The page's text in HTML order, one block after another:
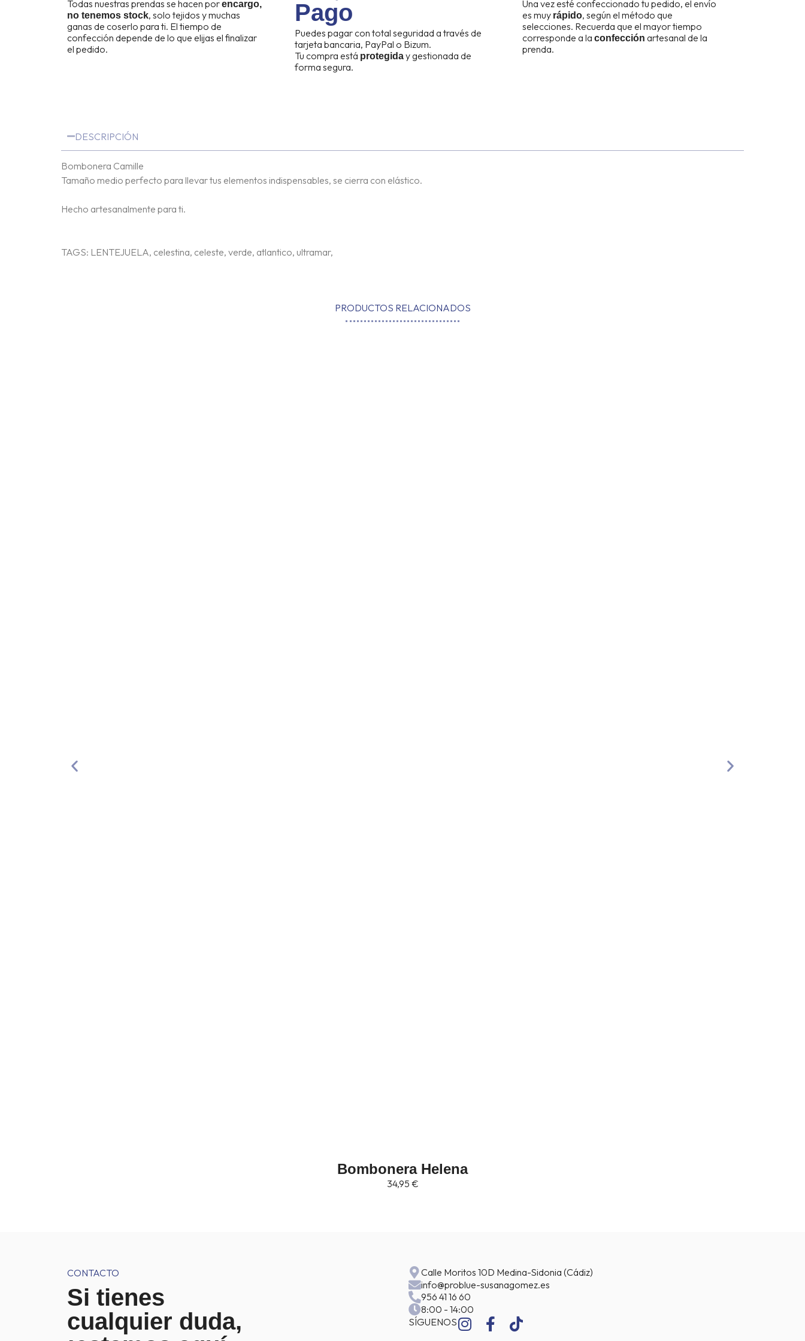
Todas nuestras prendas se hacen porencargo,
no tenemos stock, solo tejidos y muchas
ganas de coserlo para ti. El tiempo de
confección depende de lo que elijas el finalizar
el pedido.
Pago
Puedes pagar con total seguridad a través de
tarjeta bancaria, PayPal o Bizum.
Tu compra está protegiday gestionada de
forma segura.
Una vez esté confeccionado tu pedido, el envío
es muy rápido, según el método que
selecciones. Recuerda que el mayor tiempo
corresponde a la confección artesanal de la
prenda.
DESCRIPCIÓN
Bombonera Camille
Tamaño medio perfecto para llevar tus elementos indispensables, se cierra con elástico.
Hecho artesanalmente para ti.
TAGS: LENTEJUELA, celestina, celeste, verde, atlantico, ultramar,
PRODUCTOS RELACIONADOS
Bombonera Helena
34,95 €
CONTACTO
Si tienes
cualquier duda,
Calle Moritos 10D Medina-Sidonia (Cádiz)
info@problue-susanagomez.es
956 41 16 60
8:00 - 14:00
SÍGUENOS I F T